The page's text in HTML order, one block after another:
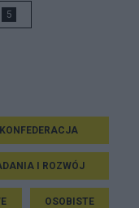
5
KONFEDERACJA
I ROZWÓJ
OSOBISTE